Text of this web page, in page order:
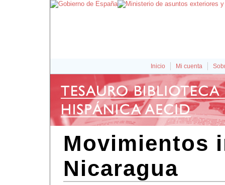
Inicio Mi cuenta
Movimientos
Nicaragua